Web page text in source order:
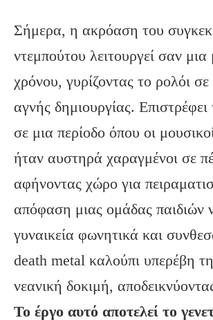
Σήμερα, η ακρόαση του
ντεμπούτου λειτουργεί σαν
χρόνου, γυρίζοντας το ρολόι
αγνής δημιουργίας.
σε μια περίοδο όπου οι
ήταν αυστηρά χαραγμένοι σε
αφήνοντας χώρο για
απόφαση μιας ομάδας παιδιών
γυναικεία φωνητικά και
death metal καλούπι υπερέβη
νεανική δοκιμή,
Το έργο αυτό αποτελεί το